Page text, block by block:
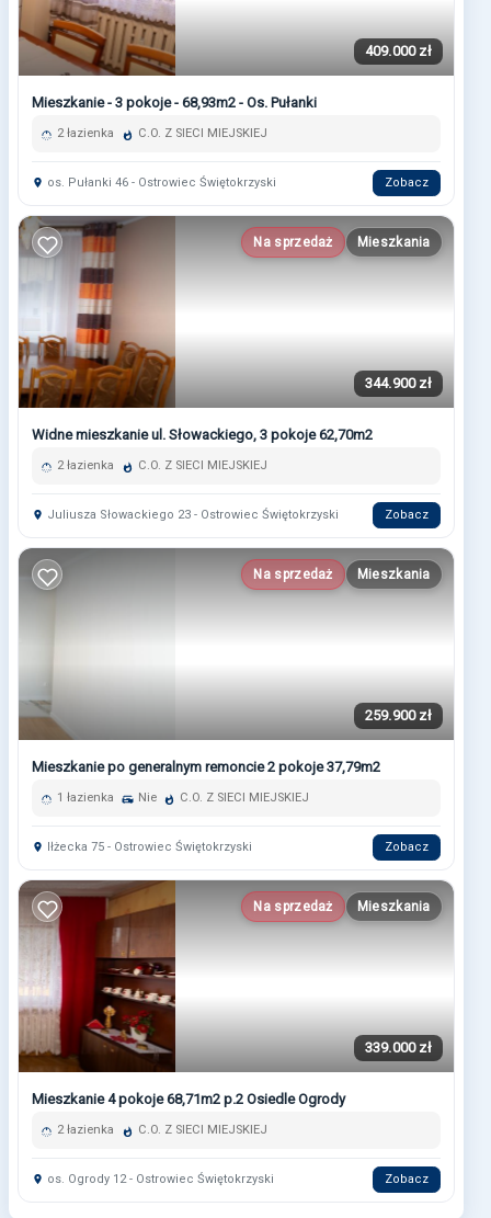
409.000 zł
Mieszkanie - 3 pokoje - 68,93m2 - Os. Pułanki
2 łazienka C.O. Z SIECI MIEJSKIEJ
os. Pułanki 46 - Ostrowiec Świętokrzyski Zobacz
Na sprzedaż Mieszkania
344.900 zł
Widne mieszkanie ul. Słowackiego, 3 pokoje 62,70m2
2 łazienka C.O. Z SIECI MIEJSKIEJ
Juliusza Słowackiego 23 - Ostrowiec Świętokrzyski Zobacz
Na sprzedaż Mieszkania
259.900 zł
Mieszkanie po generalnym remoncie 2 pokoje 37,79m2
1 łazienka Nie C.O. Z SIECI MIEJSKIEJ
Iłżecka 75 - Ostrowiec Świętokrzyski Zobacz
Na sprzedaż Mieszkania
339.000 zł
Mieszkanie 4 pokoje 68,71m2 p.2 Osiedle Ogrody
2 łazienka C.O. Z SIECI MIEJSKIEJ
os. Ogrody 12 - Ostrowiec Świętokrzyski Zobacz